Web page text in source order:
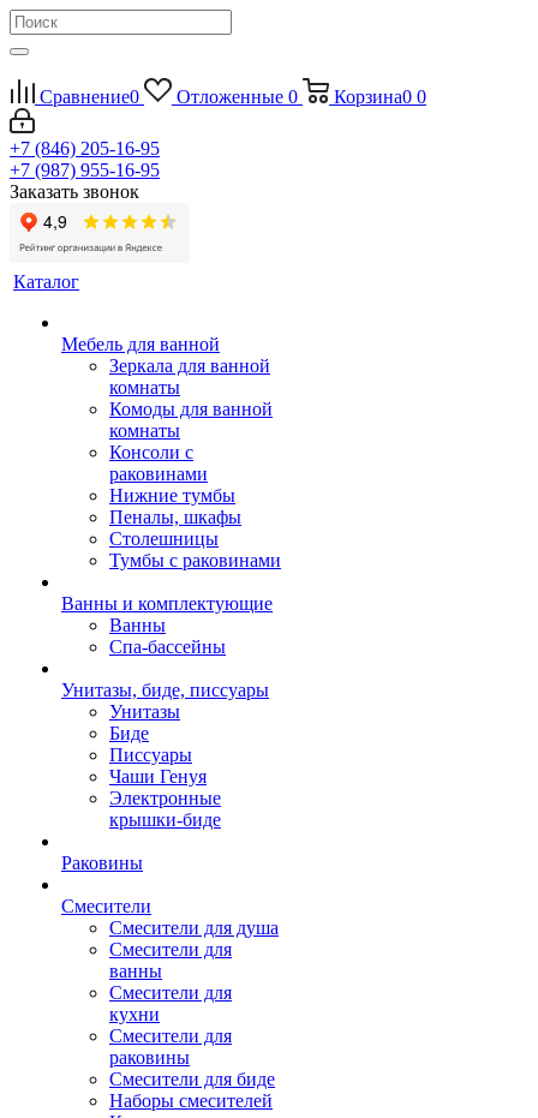
Сравнение0 Отложенные 0 Корзина0 0
+7 (846) 205-16-95
+7 (987) 955-16-95
Заказать звонок
Каталог
Мебель для ванной
Зеркала для ванной
комнаты
Комоды для ванной
комнаты
Консоли с
раковинами
Нижние тумбы
Пеналы, шкафы
Столешницы
Тумбы с раковинами
Ванны и комплектующие
Ванны
Спа-бассейны
Унитазы, биде, писсуары
Унитазы
Биде
Писсуары
Чаши Генуя
Электронные
крышки-биде
Раковины
Смесители
Смесители для душа
Смесители для
ванны
Смесители для
кухни
Смесители для
раковины
Смесители для биде
Наборы смесителей